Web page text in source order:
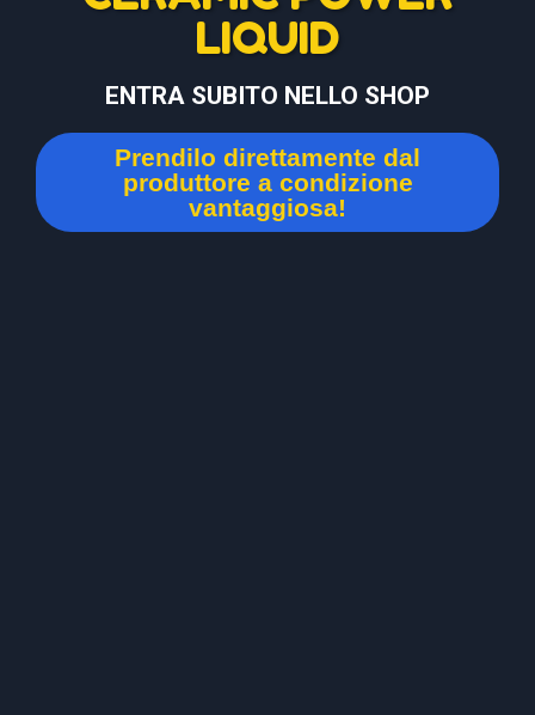
LIQUID
ENTRA SUBITO NELLO SHOP
Prendilo direttamente dal
produttore a condizione
vantaggiosa!